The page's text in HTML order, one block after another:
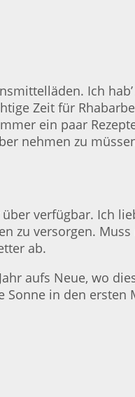
Ich
Zeit für
ein paar
nehmen zu
verfügbar. Ich
zu versorgen.
ab.
aufs Neue, wo
in den ersten